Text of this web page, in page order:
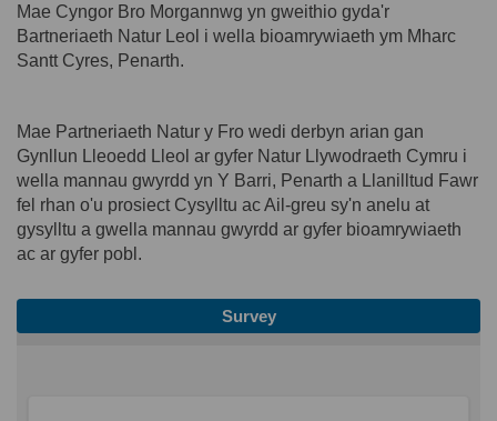
Mae Cyngor Bro Morgannwg yn gweithio gyda'r
Bartneriaeth Natur Leol i wella bioamrywiaeth ym Mharc
Santt Cyres, Penarth.
Mae Partneriaeth Natur y Fro wedi derbyn arian gan
Gynllun Lleoedd Lleol ar gyfer Natur Llywodraeth Cymru i
wella mannau gwyrdd yn Y Barri, Penarth a Llanilltud Fawr
fel rhan o'u prosiect Cysylltu ac Ail-greu sy'n anelu at
gysylltu a gwella mannau gwyrdd ar gyfer bioamrywiaeth
ac ar gyfer pobl.
Survey